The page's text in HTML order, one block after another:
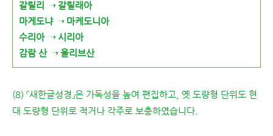
갈릴리 → 갈릴래아
마게도냐 → 마케도니아
수리아 → 시리아
감람 산 → 올리브산
(8) 『새한글성경』은 가독성을 높여 편집하고, 옛 도량형 단위도 현
대 도량형 단위로 적거나 각주로 보충하였습니다.